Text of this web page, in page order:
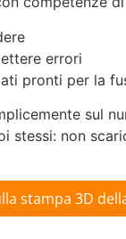
errori
pronti per la
sul
stessi: non
stampa 3D